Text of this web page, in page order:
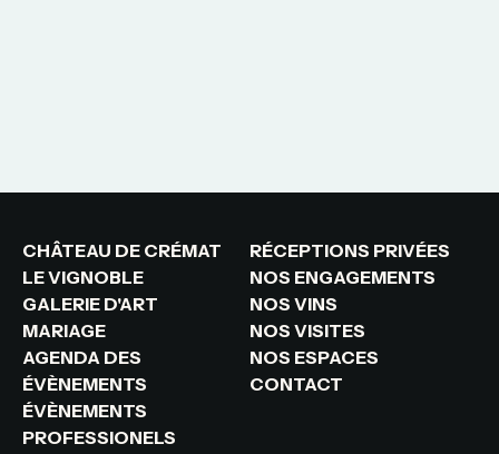
CHÂTEAU DE CRÉMAT
LE VIGNOBLE
GALERIE D'ART
MARIAGE
AGENDA DES
ÉVÈNEMENTS
ÉVÈNEMENTS
PROFESSIONELS
RÉCEPTIONS PRIVÉES
NOS ENGAGEMENTS
NOS VINS
NOS VISITES
NOS ESPACES
CONTACT